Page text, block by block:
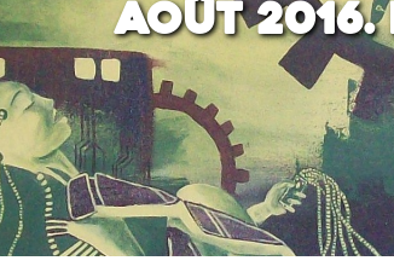
Août 2016.